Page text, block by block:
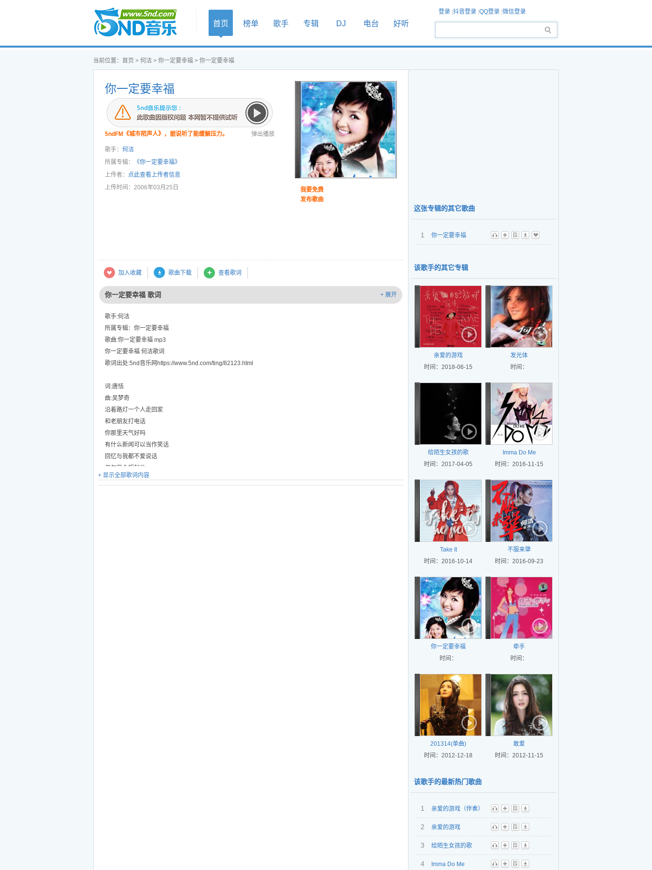
首页
首页 榜单 歌手 专辑 DJ 电台 好听
登录 抖音登录 QQ登录 微信登录
当前位置： 首页 > 何洁 > 你一定要幸福 > 你一定要幸福
你一定要幸福
5ndFM《城市陌声人》，据说听了能缓解压力。 弹出播放
歌手： 何洁
所属专辑：
《你一定要幸福》
上传者： 点此查看上传者信息
上传时间：2006年03月25日
我要免费
发布歌曲
加入收藏 歌曲下载 查看歌词
你一定要幸福 歌词 + 展开
歌手:何洁
所属专辑：你一定要幸福
歌曲:你一定要幸福 mp3
你一定要幸福 何洁歌词
歌词出处:5nd音乐网https://www.5nd.com/ting/82123.html
词:唐恬
曲:吴梦奇
沿着路灯一个人走回家
和老朋友打电话
你那里天气好吗
有什么新闻可以当作笑话
回忆与我都不爱说话
偶尔我会想起他
心里有一些牵挂
+ 显示全部歌词内容
这张专辑的其它歌曲
1
你一定要幸福
听
播 歌 下 收
该歌手的其它专辑
亲爱的游戏
时间：2018-06-15
发光体
时间：
给陌生女孩的歌
时间：2017-04-05
Imma Do Me
时间：2016-11-15
Take It
时间：2016-10-14
不服来犟
时间：2016-09-23
你一定要幸福
时间：
牵手
时间：
201314(单曲)
时间：2012-12-18
敢爱
时间：2012-11-15
该歌手的最新热门歌曲
1
亲爱的游戏（伴奏）
听
播 歌 下
2
亲爱的游戏
听
播 歌 下
3
给陌生女孩的歌
听
播 歌 下
4
Imma Do Me